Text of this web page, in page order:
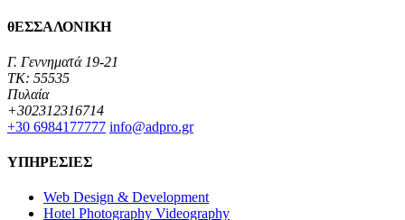
θΕΣΣΑΛΟΝΙΚΗ
Γ. Γεννηματά 19-21
TK: 55535
Πυλαία
+302312316714
+30 6984177777‬ info@adpro.gr
ΥΠΗΡΕΣΙΕΣ
Web Design & Development
Hotel Photography Videography